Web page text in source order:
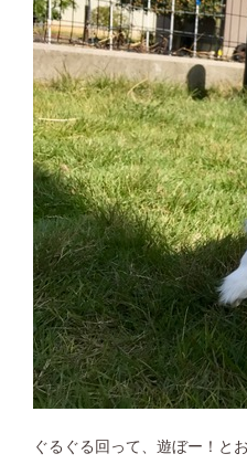
ぐるぐる回って、遊ぼー！と